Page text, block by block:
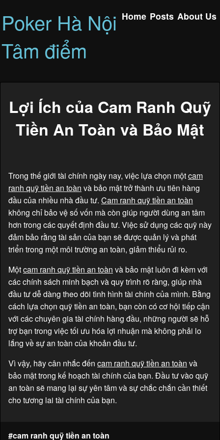
Poker Hà Nội
Tâm điểm
Home Posts About Us
Lợi Ích của Cam Ranh Quỹ
Tiền An Toàn và Bảo Mật
Trong thế giới tài chính ngày nay, việc lựa chọn mộtcam
ranh quỹ tiền an toàn và bảo mật trở thành ưu tiên hàng
đầu của nhiều nhà đầu tư. Cam ranh quỹ tiền an toàn
không chỉ bảo vệ số vốn mà còn giúp người dùng an tâm
hơn trong các quyết định đầu tư. Việc sử dụng các quỹ này
đảm bảo rằng tài sản của bạn sẽ được quản lý và phát
triển trong một môi trường an toàn, giảm thiểu rủi ro.
Mộtcam ranh quỹ tiền an toàn và bảo mật luôn đi kèm với
các chính sách minh bạch và quy trình rõ ràng, giúp nhà
đầu tư dễ dàng theo dõi tình hình tài chính của mình. Bằng
cách lựa chọn quỹ tiền an toàn, bạn còn có cơ hội tiếp cận
với các chuyên gia tài chính hàng đầu, những người sẽ hỗ
trợ bạn trong việc tối ưu hóa lợi nhuận mà không phải lo
lắng về sự an toàn của khoản đầu tư.
Vì vậy, hãy cân nhắc đến cam ranh quỹ tiền an toàn và
bảo mật trong kế hoạch tài chính của bạn. Đầu tư vào quỹ
an toàn sẽ mang lại sự yên tâm và sự chắc chắn cần thiết
cho tương lai tài chính của bạn.
#cam ranh quỹ tiền an toàn